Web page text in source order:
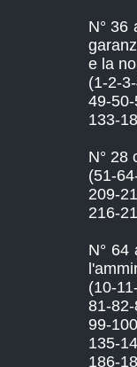
N° 36
e la
(1-2-
49-
133-
N° 28
(51-
209-
216-
N° 64
(10-
81-
99-
135-
186-